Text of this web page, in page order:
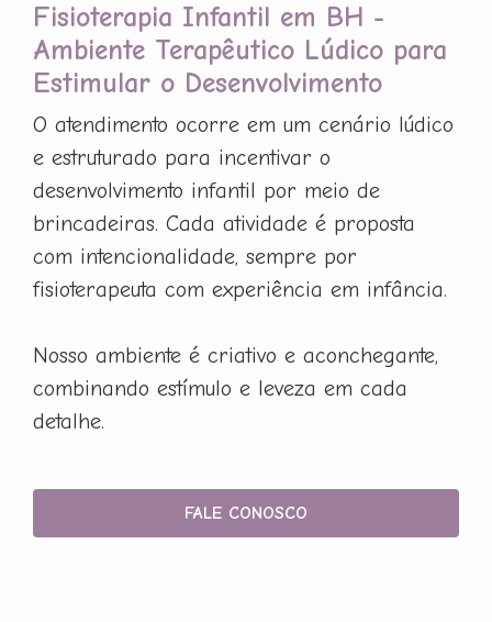
Fisioterapia Infantil em BH -
Ambiente Terapêutico Lúdico para
Estimular o Desenvolvimento
O atendimento ocorre em um cenário lúdico
e estruturado para incentivar o
desenvolvimento infantil por meio de
brincadeiras. Cada atividade é proposta
com intencionalidade, sempre por
fisioterapeuta com experiência em infância.
Nosso ambiente é criativo e aconchegante,
combinando estímulo e leveza em cada
detalhe.
FALE CONOSCO